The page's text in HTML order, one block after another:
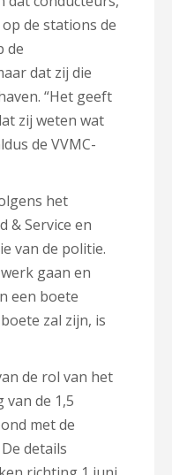
de stations de
de
dat zij die
“Het geeft
zij weten wat
de VVMC-
het
& Service en
van de politie.
gaan en
een boete
zal zijn, is
de rol van het
de 1,5
met de
details